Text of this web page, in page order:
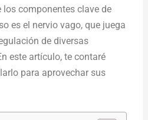
los componentes clave de
es el nervio vago, que juega
de diversas
este artículo, te contaré
para aprovechar sus